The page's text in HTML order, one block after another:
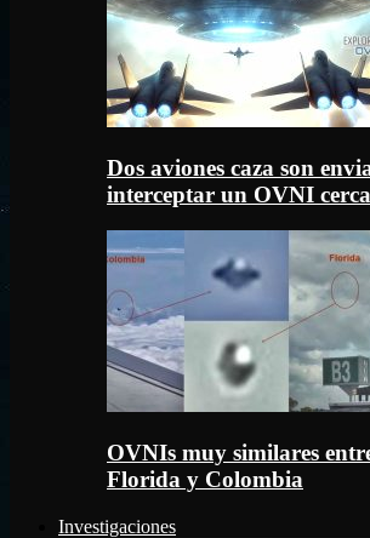
Dos aviones caza son
interceptar un OVNI
OVNIs muy similares
Florida y Colombia
Investigaciones